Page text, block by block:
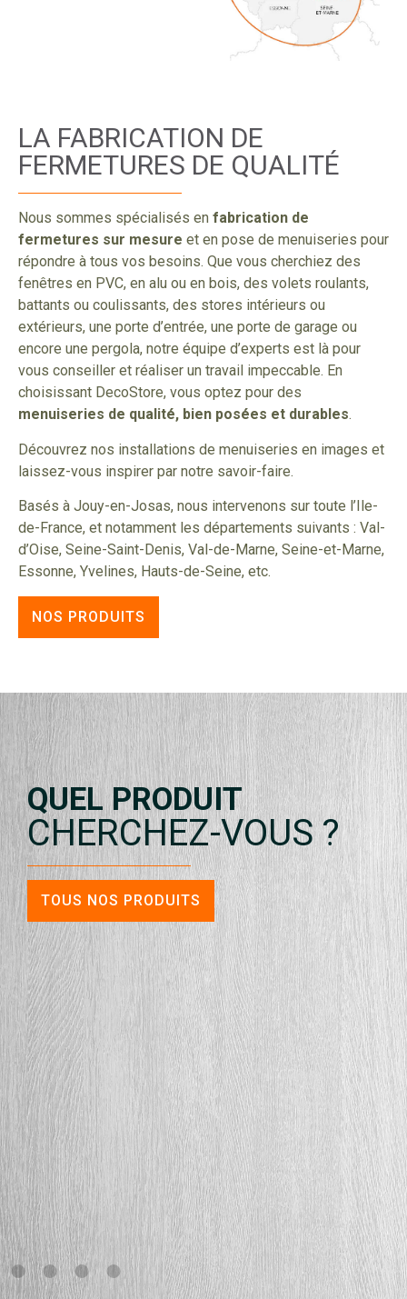
LA FABRICATION DE
FERMETURES DE QUALITÉ
Nous sommes spécialisés en fabrication de
fermetures sur mesure et en pose de menuiseries pour
répondre à tous vos besoins. Que vous cherchiez des
fenêtres en PVC, en alu ou en bois, des volets roulants,
battants ou coulissants, des stores intérieurs ou
extérieurs, une porte d’entrée, une porte de garage ou
encore une pergola, notre équipe d’experts est là pour
vous conseiller et réaliser un travail impeccable. En
choisissant DecoStore, vous optez pour des
menuiseries de qualité, bien posées et durables.
Découvrez nos installations de menuiseries en images et
laissez-vous inspirer par notre savoir-faire.
Basés à Jouy-en-Josas, nous intervenons sur toute l’Ile-
de-France, et notamment les départements suivants : Val-
d’Oise, Seine-Saint-Denis, Val-de-Marne, Seine-et-Marne,
Essonne, Yvelines, Hauts-de-Seine, etc.
NOS PRODUITS
QUEL PRODUIT
CHERCHEZ-VOUS ?
TOUS NOS PRODUITS
FENÊTRES